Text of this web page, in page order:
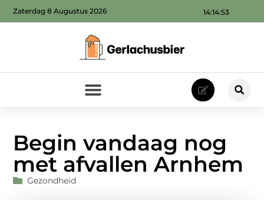
14:14:54
Zaterdag 8 Augustus 2026
Begin vandaag nog
met afvallen Arnhem
Gezondheid